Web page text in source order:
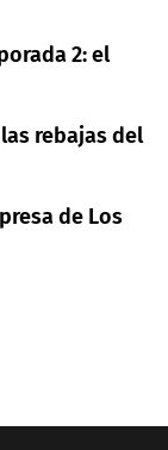
2: el
rebajas del
de Los